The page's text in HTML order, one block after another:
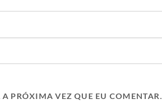
PRÓXIMA VEZ QUE EU COMENTAR.